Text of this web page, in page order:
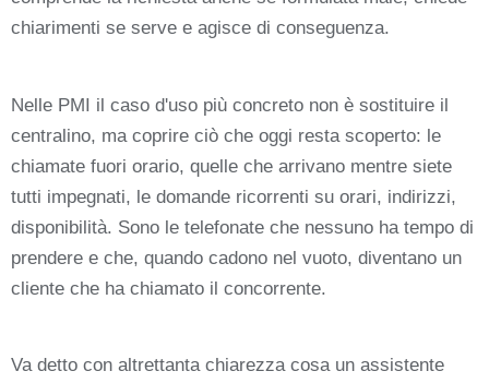
chiarimenti se serve e agisce di conseguenza.
Nelle PMI il caso d'uso più concreto non è sostituire il
centralino, ma coprire ciò che oggi resta scoperto: le
chiamate fuori orario, quelle che arrivano mentre siete
tutti impegnati, le domande ricorrenti su orari, indirizzi,
disponibilità. Sono le telefonate che nessuno ha tempo di
prendere e che, quando cadono nel vuoto, diventano un
cliente che ha chiamato il concorrente.
Va detto con altrettanta chiarezza cosa un assistente